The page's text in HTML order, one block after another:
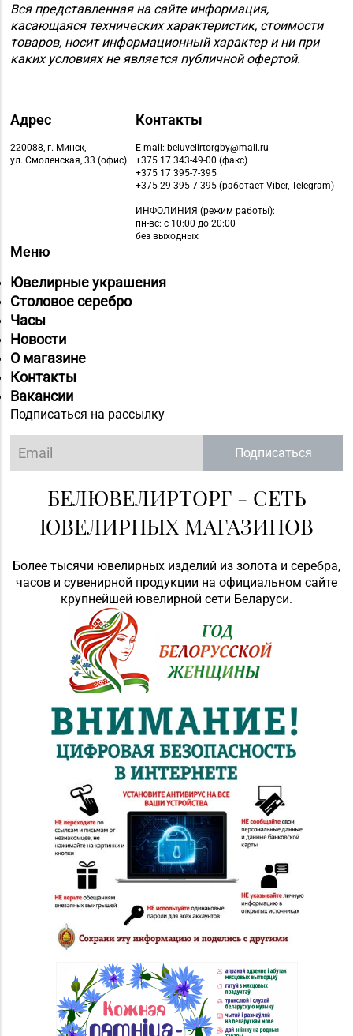
Вся представленная на сайте информация,
касающаяся технических характеристик, стоимости
товаров, носит информационный характер и ни при
каких условиях не является публичной офертой.
Адрес
220088, г. Минск,
ул. Смоленская, 33 (офис)
Контакты
E-mail: beluvelirtorgby@mail.ru
+375 17 343-49-00 (факс)
+375 17 395-7-395
+375 29 395-7-395 (работает Viber, Telegram)
ИНФОЛИНИЯ (режим работы):
пн-вс: с 10:00 до 20:00
без выходных
Меню
Ювелирные украшения
Столовое серебро
Часы
Новости
О магазине
Контакты
Вакансии
Подписаться на рассылку
Подписаться
БЕЛЮВЕЛИРТОРГ - СЕТЬ
ЮВЕЛИРНЫХ МАГАЗИНОВ
Более тысячи ювелирных изделий из золота и серебра,
часов и сувенирной продукции на официальном сайте
крупнейшей ювелирной сети Беларуси.